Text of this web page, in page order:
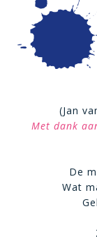
(Jan
Met dank
De
Wat